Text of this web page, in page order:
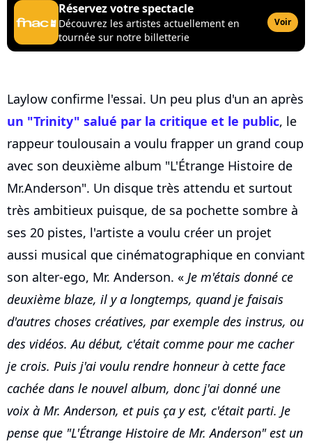
Réservez votre spectacle
Découvrez les artistes actuellement en
tournée sur notre billetterie
Voir
Laylow confirme l'essai. Un peu plus d'un an après
un "Trinity" salué par la critique et le public, le
rappeur toulousain a voulu frapper un grand coup
avec son deuxième album "L'Étrange Histoire de
Mr.Anderson". Un disque très attendu et surtout
très ambitieux puisque, de sa pochette sombre à
ses 20 pistes, l'artiste a voulu créer un projet
aussi musical que cinématographique en conviant
son alter-ego, Mr. Anderson. « Je m'étais donné ce
deuxième blaze, il y a longtemps, quand je faisais
d'autres choses créatives, par exemple des instrus, ou
des vidéos. Au début, c'était comme pour me cacher
je crois. Puis j'ai voulu rendre honneur à cette face
cachée dans le nouvel album, donc j'ai donné une
voix à Mr. Anderson, et puis ça y est, c'était parti. Je
pense que "L'Étrange Histoire de Mr. Anderson" est un